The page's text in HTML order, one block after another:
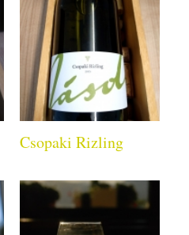
Csopaki Rizling